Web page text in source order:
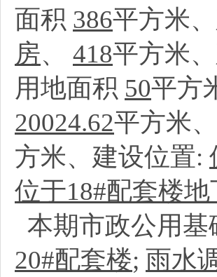
面积 386平方米
房、 418平方米
用地面积 50平方
20024.62平方米
方米、建设位置:
位于18#配套楼地
本期市政公用基
20#配套楼; 雨水